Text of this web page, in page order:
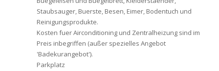
Staubsauger, Buerste, Besen, Eimer, Bodentuch und
Reinigungsprodukte.
Kosten fuer Airconditioning und Zentralheizung sind im
Preis inbegriffen (außer spezielles Angebot
'Badekurangebot').
Parkplatz